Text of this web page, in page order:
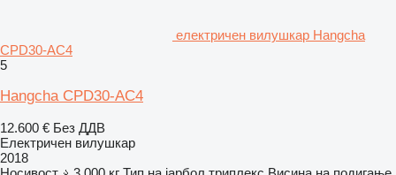
електричен вилушкар Hangcha
CPD30-AC4
5
Hangcha CPD30-AC4
12.600 € Без ДДВ
Електричен вилушкар
2018